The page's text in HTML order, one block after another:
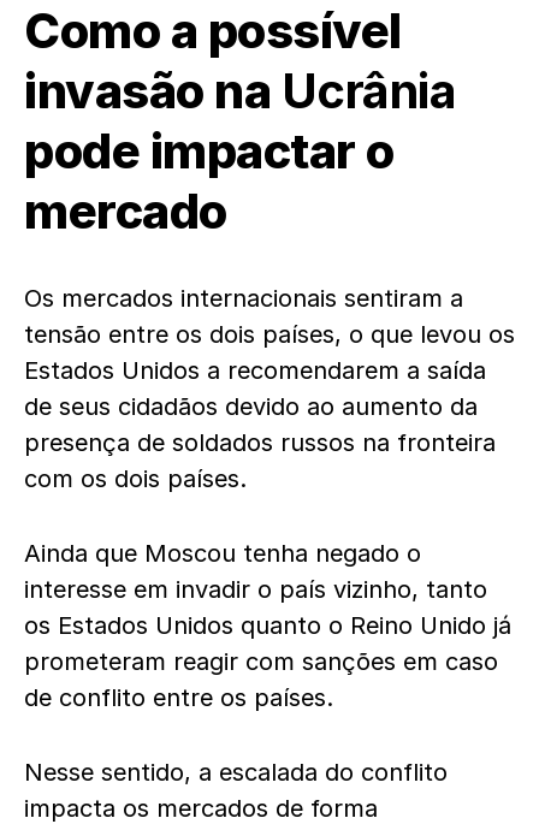
Como a possível
invasão na Ucrânia
pode impactar o
mercado
Os mercados internacionais sentiram a
tensão entre os dois países, o que levou os
Estados Unidos a recomendarem a saída
de seus cidadãos devido ao aumento da
presença de soldados russos na fronteira
com os dois países.
Ainda que Moscou tenha negado o
interesse em invadir o país vizinho, tanto
os Estados Unidos quanto o Reino Unido já
prometeram reagir com sanções em caso
de conflito entre os países.
Nesse sentido, a escalada do conflito
impacta os mercados de forma